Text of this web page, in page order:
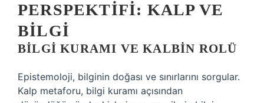
PERSPEKTIFI: KALP VE
BILGI
BILGI KURAMI VE KALBIN ROLÜ
Epistemoloji, bilginin doğası ve sınırlarını sorgular.
Kalp metaforu, bilgi kuramı açısından